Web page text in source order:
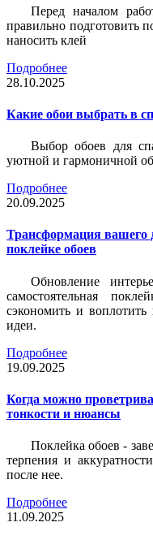
Перед началом
правильно подготовить
наносить клей
Подробнее
28.10.2025
Какие обои выбрать в
Выбор обоев для
уютной и гармоничной
Подробнее
20.09.2025
Трансформация вашего
поклейке обоев
Обновление
самостоятельная
сэкономить и
идеи.
Подробнее
19.09.2025
Когда можно
тонкости и нюансы
Поклейка обоев -
терпения и
после нее.
Подробнее
11.09.2025